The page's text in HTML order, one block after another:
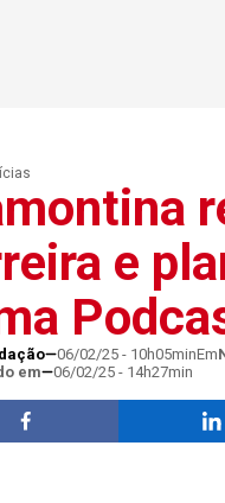
e
06/02/25 - 10h05minEm
em
06/02/25 - 14h27min